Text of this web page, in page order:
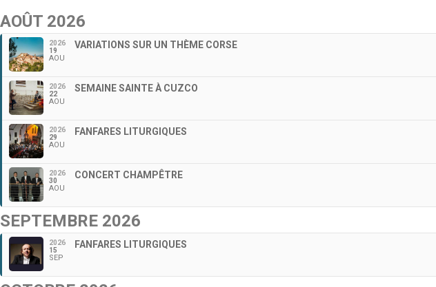
AOÛT 2026
2026
19
AOU
VARIATIONS SUR UN THÈME CORSE
2026
22
AOU
SEMAINE SAINTE À CUZCO
2026
29
AOU
FANFARES LITURGIQUES
2026
30
AOU
CONCERT CHAMPÊTRE
SEPTEMBRE 2026
2026
15
SEP
FANFARES LITURGIQUES